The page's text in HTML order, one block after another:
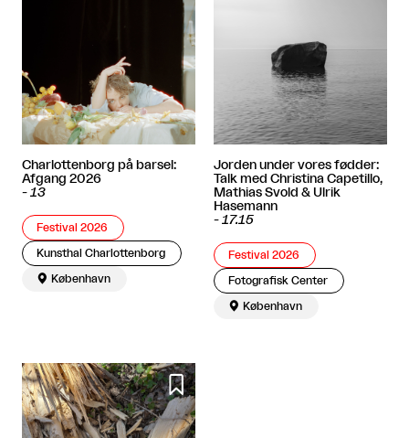
Charlottenborg på barsel:
Afgang 2026
- 13
Festival 2026
Kunsthal Charlottenborg
 København
Jorden under vores fødder:
Talk med Christina Capetillo,
Mathias Svold & Ulrik
Hasemann
- 17.15
Festival 2026
Fotografisk Center
 København
